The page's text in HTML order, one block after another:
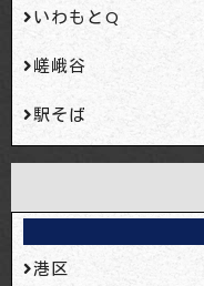
いわもとQ
嵯峨谷
駅そば
港区